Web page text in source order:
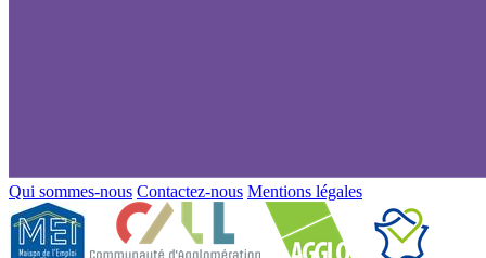
Qui sommes-nous Contactez-nous Mentions légales